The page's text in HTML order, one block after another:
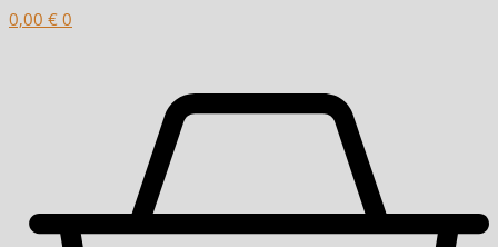
0,00 € 0